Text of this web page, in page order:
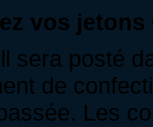
vos jetons
sera posté
de
Les